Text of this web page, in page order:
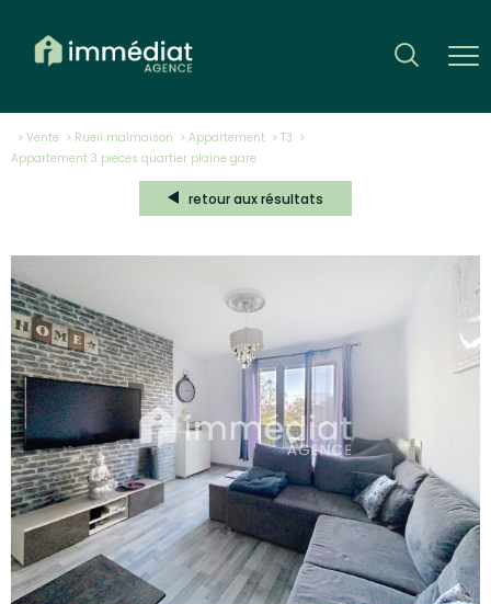
Vente Rueil malmaison Appartement
T3
appartement 3 pieces quartier plaine gare
retour aux résultats